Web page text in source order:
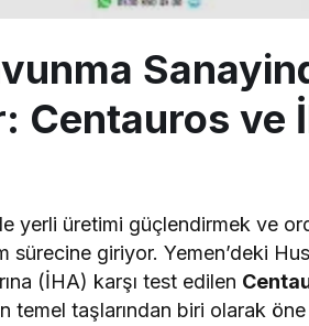
Centauros ve
yerli üretimi güçlendirmek ve
sürecine giriyor. Yemen’deki
(İHA) karşı test edilen
temel taşlarından biri olarak